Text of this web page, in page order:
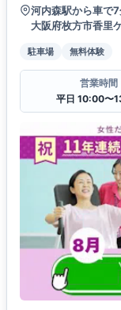
河内森駅から車で
大阪府枚方市香里
駐車場 無料体験
営業時間
平日 10:00〜